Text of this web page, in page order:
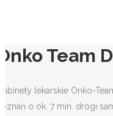
Team
lekarskie Onko-
o ok. 7 min. drogi